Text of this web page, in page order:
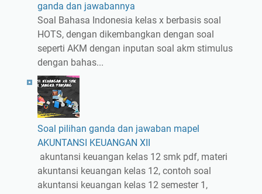
ganda dan jawabannya
Soal Bahasa Indonesia kelas x berbasis soal
HOTS, dengan dikembangkan dengan soal
seperti AKM dengan inputan soal akm stimulus
dengan bahas...
Soal pilihan ganda dan jawaban mapel
AKUNTANSI KEUANGAN XII
akuntansi keuangan kelas 12 smk pdf, materi
akuntansi keuangan kelas 12, contoh soal
akuntansi keuangan kelas 12 semester 1,